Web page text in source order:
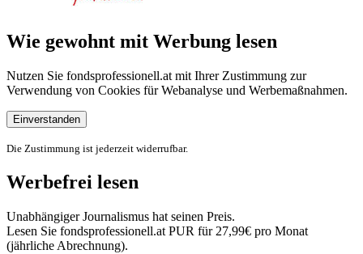
Wie gewohnt mit Werbung lesen
Nutzen Sie fondsprofessionell.at mit Ihrer Zustimmung zur
Verwendung von Cookies für Webanalyse und Werbemaßnahmen.
Einverstanden
Die Zustimmung ist jederzeit widerrufbar.
Werbefrei lesen
Unabhängiger Journalismus hat seinen Preis.
Lesen Sie fondsprofessionell.at PUR für 27,99€ pro Monat
(jährliche Abrechnung).